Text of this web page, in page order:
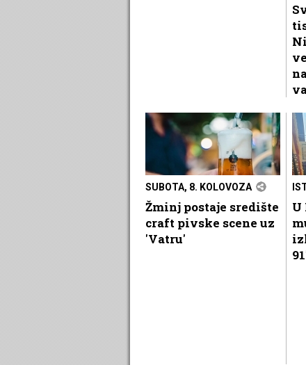
SUBOTA, 8. KOLOVOZA
Žminj postaje središte
craft pivske scene uz
'Vatru'
U